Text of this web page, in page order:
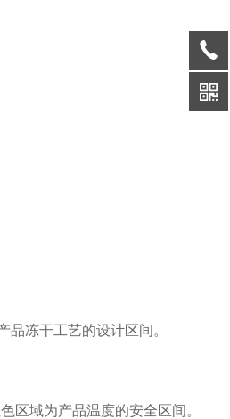
品冻干工艺的设计区间。
区域为产品温度的安全区间。